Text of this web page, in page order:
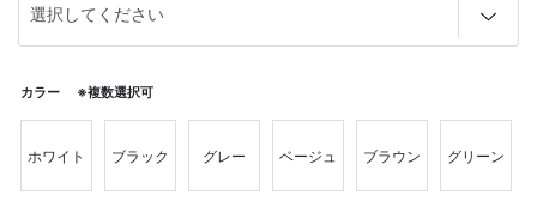
カラー ※複数選択可
ホワイト ブラック グレー ベージュ ブラウン グリーン